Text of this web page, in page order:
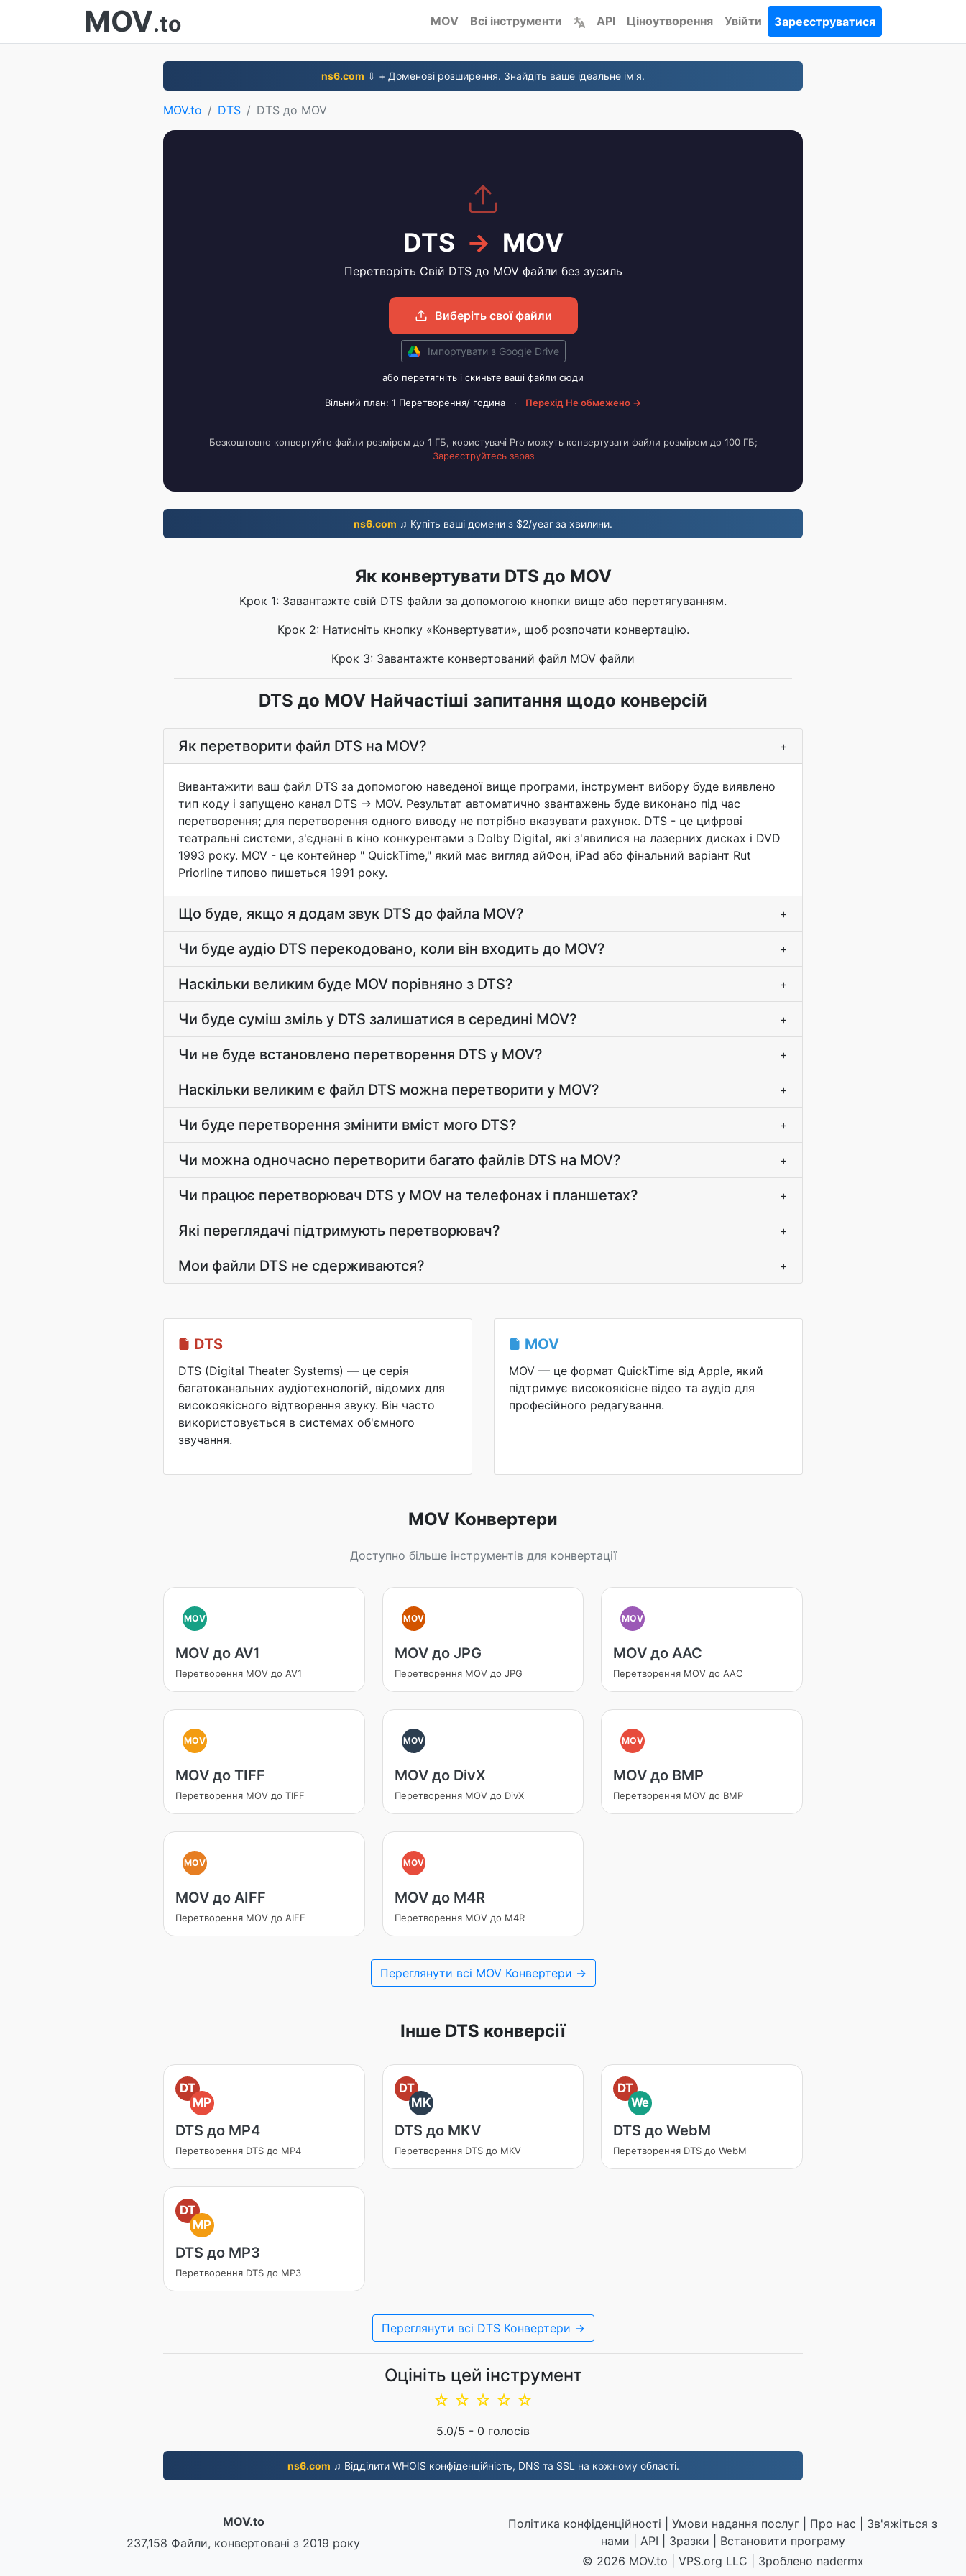
MOV.to MOV Всі інструменти API Ціноутворення Увійти Зареєструватися
ns6.com ⇩ + Доменові розширення. Знайдіть ваше ідеальне ім'я.
MOV.to DTS DTS до MOV
DTS → MOV
Перетворіть Свій DTS до MOV файли без зусиль
Виберіть свої файли
Імпортувати з Google Drive
або перетягніть і скиньте ваші файли сюди
Вільний план: 1 Перетворення/ година · Перехід Не обмежено →
Безкоштовно конвертуйте файли розміром до 1 ГБ, користувачі Pro можуть конвертувати файли розміром до 100 ГБ;
Зареєструйтесь зараз
ns6.com ♫ Купіть ваші домени з $2/year за хвилини.
Як конвертувати DTS до MOV
Крок 1: Завантажте свій DTS файли за допомогою кнопки вище або перетягуванням.
Крок 2: Натисніть кнопку «Конвертувати», щоб розпочати конвертацію.
Крок 3: Завантажте конвертований файл MOV файли
DTS до MOV Найчастіші запитання щодо конверсій
Як перетворити файл DTS на MOV? +
Вивантажити ваш файл DTS за допомогою наведеної вище програми, інструмент вибору буде виявлено
тип коду і запущено канал DTS → MOV. Результат автоматично звантажень буде виконано під час
перетворення; для перетворення одного виводу не потрібно вказувати рахунок. DTS - це цифрові
театральні системи, з'єднані в кіно конкурентами з Dolby Digital, які з'явилися на лазерних дисках і DVD
1993 року. MOV - це контейнер " QuickTime," який має вигляд айФон, iPad або фінальний варіант Rut
Priorline типово пишеться 1991 року.
Що буде, якщо я додам звук DTS до файла MOV? +
Чи буде аудіо DTS перекодовано, коли він входить до MOV? +
Наскільки великим буде MOV порівняно з DTS? +
Чи буде суміш зміль у DTS залишатися в середині MOV? +
Чи не буде встановлено перетворення DTS у MOV? +
Наскільки великим є файл DTS можна перетворити у MOV? +
Чи буде перетворення змінити вміст мого DTS? +
Чи можна одночасно перетворити багато файлів DTS на MOV? +
Чи працює перетворювач DTS у MOV на телефонах і планшетах? +
Які переглядачі підтримують перетворювач? +
Мои файли DTS не сдерживаются? +
DTS
DTS (Digital Theater Systems) — це серія
багатоканальних аудіотехнологій, відомих для
високоякісного відтворення звуку. Він часто
використовується в системах об'ємного
звучання.
MOV
MOV — це формат QuickTime від Apple, який
підтримує високоякісне відео та аудіо для
професійного редагування.
MOV Конвертери
Доступно більше інструментів для конвертації
MOV
MOV до AV1
Перетворення MOV до AV1
MOV
MOV до JPG
Перетворення MOV до JPG
MOV
MOV до AAC
Перетворення MOV до AAC
MOV
MOV до TIFF
Перетворення MOV до TIFF
MOV
MOV до DivX
Перетворення MOV до DivX
MOV
MOV до BMP
Перетворення MOV до BMP
MOV
MOV до AIFF
Перетворення MOV до AIFF
MOV
MOV до M4R
Перетворення MOV до M4R
Переглянути всі MOV Конвертери →
Інше DTS конверсії
DT
MP
DTS до MP4
Перетворення DTS до MP4
DT
MK
DTS до MKV
Перетворення DTS до MKV
DT
We
DTS до WebM
Перетворення DTS до WebM
DT
MP
DTS до MP3
Перетворення DTS до MP3
Переглянути всі DTS Конвертери →
Оцініть цей інструмент
☆
☆
☆
☆
☆
5.0/5 - 0 голосів
ns6.com ♫ Відділити WHOIS конфіденційність, DNS та SSL на кожному області.
MOV.to
237,158 Файли, конвертовані з 2019 року
Політика конфіденційності Умови надання послуг Про нас
Зв'яжіться з
нами
API Зразки
Встановити програму
© 2026 MOV.to
VPS.org LLC | Зроблено nadermx